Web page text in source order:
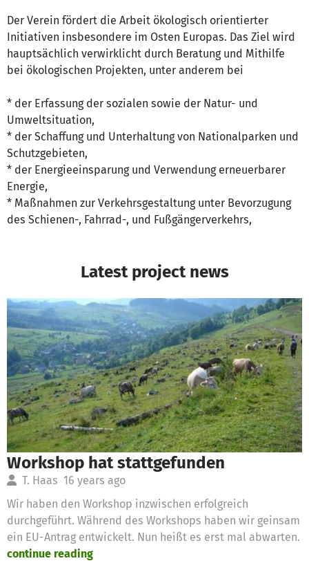
Der Verein fördert die Arbeit ökologisch orientierter
Initiativen insbesondere im Osten Europas. Das Ziel wird
hauptsächlich verwirklicht durch Beratung und Mithilfe
bei ökologischen Projekten, unter anderem bei
* der Erfassung der sozialen sowie der Natur- und
Umweltsituation,
* der Schaffung und Unterhaltung von Nationalparken und
Schutzgebieten,
* der Energieeinsparung und Verwendung erneuerbarer
Energie,
* Maßnahmen zur Verkehrsgestaltung unter Bevorzugung
des Schienen-, Fahrrad-, und Fußgängerverkehrs,
Latest project news
Workshop hat stattgefunden
T. Haas 16 years ago
Wir haben den Workshop inzwischen erfolgreich
durchgeführt. Während des Workshops haben wir geinsam
ein EU-Antrag entwickelt. Nun heißt es erst mal abwarten.
continue reading